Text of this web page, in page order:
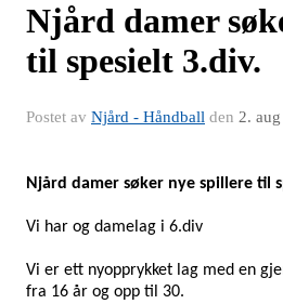
Njård damer
til spesielt 3.div.
Postet av Njård - Håndball den 2.
Njård damer søker nye spillere til
Vi har og damelag i 6.div
Vi er ett nyopprykket lag med en
fra 16 år og opp til 30.